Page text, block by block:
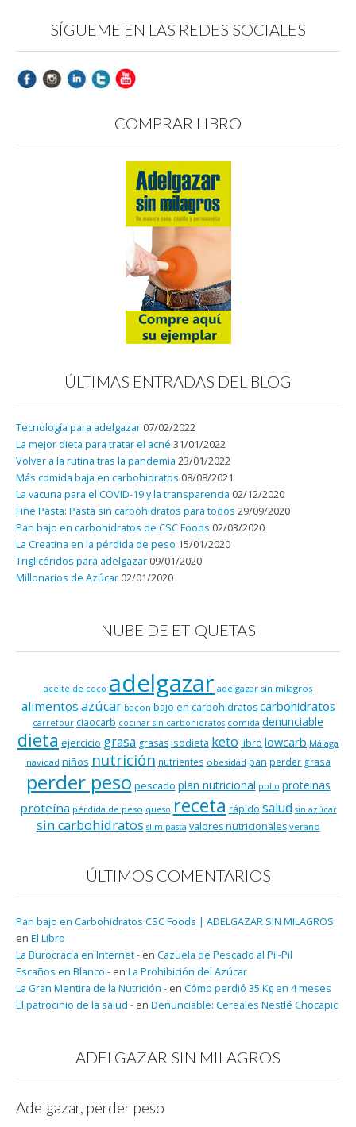
SÍGUEME EN LAS REDES SOCIALES
COMPRAR LIBRO
ÚLTIMAS ENTRADAS DEL BLOG
Tecnología para adelgazar 07/02/2022
La mejor dieta para tratar el acné 31/01/2022
Volver a la rutina tras la pandemia 23/01/2022
Más comida baja en carbohidratos 08/08/2021
La vacuna para el COVID-19 y la transparencia 02/12/2020
Fine Pasta: Pasta sin carbohidratos para todos 29/09/2020
Pan bajo en carbohidratos de CSC Foods 02/03/2020
La Creatina en la pérdida de peso 15/01/2020
Triglicéridos para adelgazar 09/01/2020
Millonarios de Azúcar 02/01/2020
NUBE DE ETIQUETAS
aceite de coco adelgazar adelgazar sin milagros
alimentos azúcar bacon bajo en carbohidratos carbohidratos
carrefour ciaocarb cocinar sin carbohidratos comida denunciable
dieta ejercicio grasa grasasisodieta keto libro lowcarb Málaga
navidad niños nutrición nutrientes obesidad pan perder grasa
perder peso pescado plan nutricional pollo proteinas
proteína pérdida de peso queso receta rápido salud sin azúcar
sin carbohidratos slim pasta valores nutricionales verano
ÚLTIMOS COMENTARIOS
Pan bajo en Carbohidratos CSC Foods | ADELGAZAR SIN MILAGROS
en El Libro
La Burocracia en Internet - en Cazuela de Pescado al Pil-Pil
Escaños en Blanco - en La Prohibición del Azúcar
La Gran Mentira de la Nutrición - en Cómo perdió 35 Kg en 4 meses
El patrocinio de la salud - en Denunciable: Cereales Nestlé Chocapic
ADELGAZAR SIN MILAGROS
Adelgazar, perder peso